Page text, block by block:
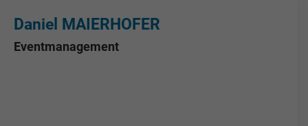
Daniel MAIERHOFER
Eventmanagement